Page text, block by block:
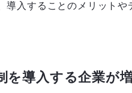
導入することのメリットや
を導入する企業が